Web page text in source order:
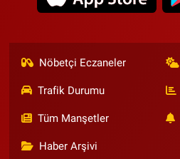
Nöbetçi Eczaneler
Trafik Durumu
Tüm Manşetler
Haber Arşivi